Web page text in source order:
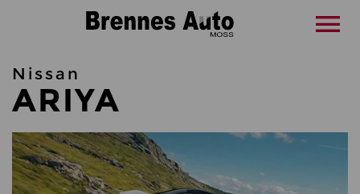
Nissan
ARIYA